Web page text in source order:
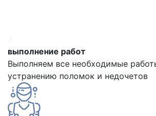
выполнение работ
Выполняем все необходимые
устранению поломок и недочетов